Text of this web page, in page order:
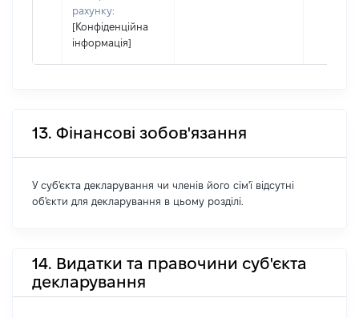
рахунку:
[Конфіденційна
інформація]
13. Фінансові зобов'язання
У суб'єкта декларування чи членів його сім'ї відсутні
об'єкти для декларування в цьому розділі.
14. Видатки та правочини суб'єкта
декларування